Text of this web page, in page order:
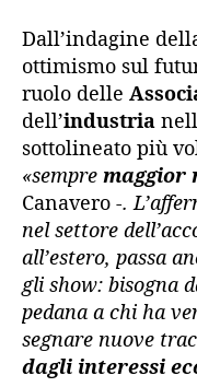
Dall’indagine
ottimismo sul
ruolo delle
dell’industria
sottolineato più
«sempre maggior
Canavero -.
nel settore
all’estero, passa
gli show: bisogna
pedana a chi ha
segnare nuove
dagli interessi